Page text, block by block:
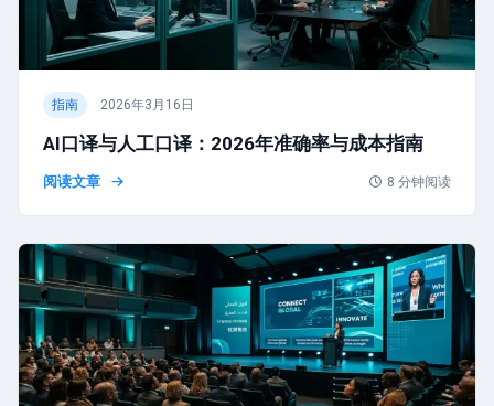
指南 2026年3月16日
AI口译与人工口译：2026年准确率与成本指南
阅读文章 8 分钟阅读